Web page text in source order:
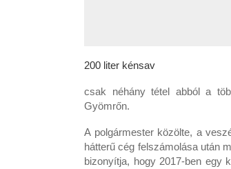
200 liter kénsav
csak néhány tétel abból a
Gyömrőn.
A polgármester közölte, a
hátterű cég felszámolása után
bizonyítja, hogy 2017-ben egy